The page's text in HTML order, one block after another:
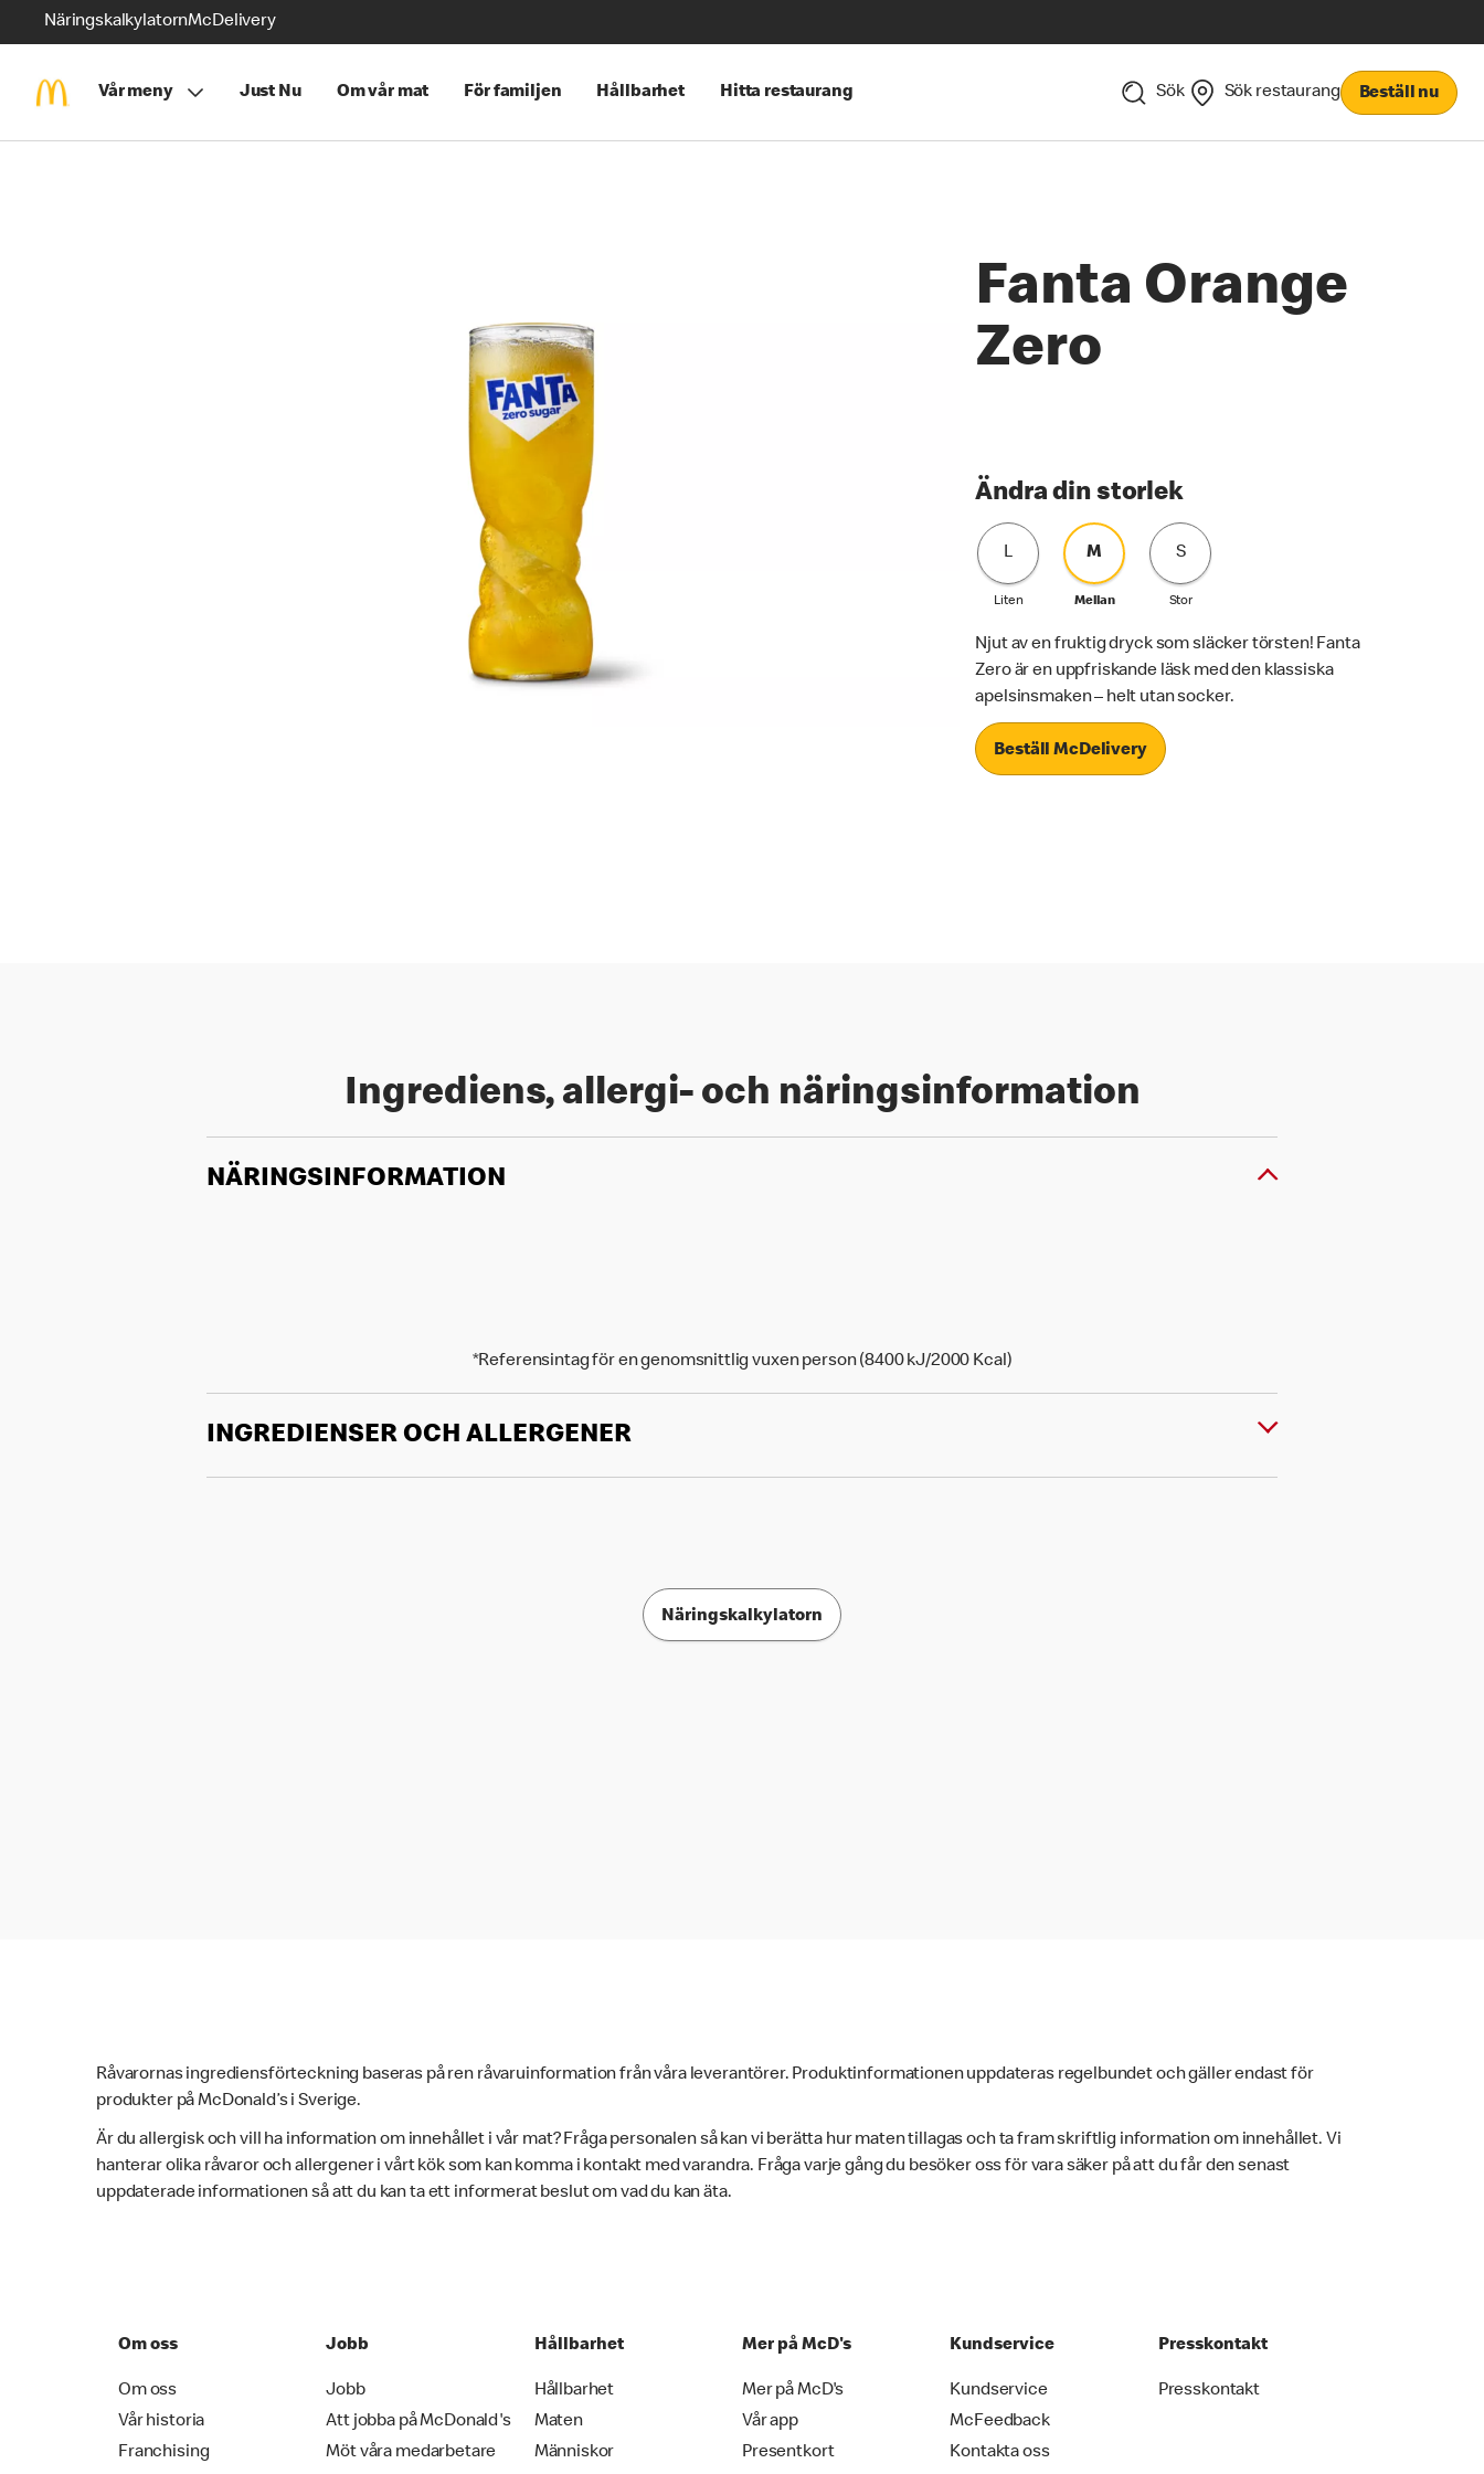
NäringskalkylatornMcDelivery
Vår meny Just Nu Om vår mat För familjen Hållbarhet Hitta restaurang Sök Sök restaurang Beställ nu
Fanta Orange
Zero
Ändra din storlek
L
Liten
M
Mellan
S
Stor
Njut av en fruktig dryck som släcker törsten! Fanta
Zero är en uppfriskande läsk med den klassiska
apelsinsmaken – helt utan socker.
Beställ McDelivery
Ingrediens, allergi- och näringsinformation
NÄRINGSINFORMATION
*Referensintag för en genomsnittlig vuxen person (8400 kJ/2000 Kcal)
INGREDIENSER OCH ALLERGENER
Näringskalkylatorn
Råvarornas ingrediensförteckning baseras på ren råvaruinformation från våra leverantörer. Produktinformationen uppdateras regelbundet och gäller endast för
produkter på McDonald’s i Sverige.
Är du allergisk och vill ha information om innehållet i vår mat? Fråga personalen så kan vi berätta hur maten tillagas och ta fram skriftlig information om innehållet. Vi
hanterar olika råvaror och allergener i vårt kök som kan komma i kontakt med varandra. Fråga varje gång du besöker oss för vara säker på att du får den senast
uppdaterade informationen så att du kan ta ett informerat beslut om vad du kan äta.
Om oss
Om oss
Vår historia
Franchising
Jobb
Jobb
Att jobba på McDonald's
Möt våra medarbetare
Hållbarhet
Hållbarhet
Maten
Människor
Mer på McD's
Mer på McD's
Vår app
Presentkort
Kundservice
Kundservice
McFeedback
Kontakta oss
Presskontakt
Presskontakt